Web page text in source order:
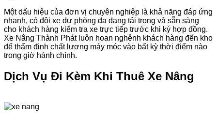
Một dấu hiệu của đơn vị chuyên nghiệp là khả năng đáp ứng
nhanh, có đội xe dự phòng đa dạng tải trọng và sẵn sàng
cho khách hàng kiểm tra xe trực tiếp trước khi ký hợp đồng.
Xe Nâng Thành Phát luôn hoan nghênh khách hàng đến kho
để thẩm định chất lượng máy móc vào bất kỳ thời điểm nào
trong giờ hành chính.
Dịch Vụ Đi Kèm Khi Thuê Xe Nâng